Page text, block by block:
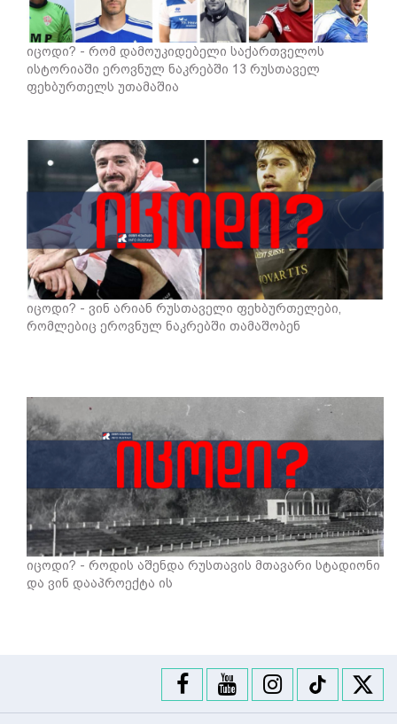
იცოდი? - რომ დამოუკიდებელი საქართველოს
ისტორიაში ეროვნულ ნაკრებში 13 რუსთაველ
ფეხბურთელს უთამაშია
იცოდი? - ვინ არიან რუსთაველი ფეხბურთელები,
რომლებიც ეროვნულ ნაკრებში თამაშობენ
იცოდი? - როდის აშენდა რუსთავის მთავარი სტადიონი
და ვინ დააპროექტა ის